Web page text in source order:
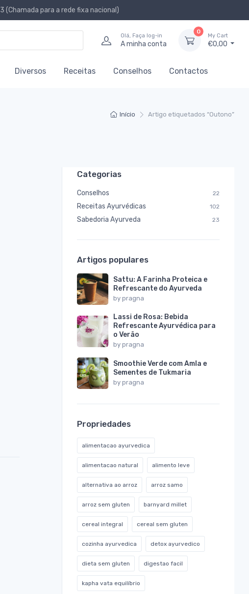
(Chamada para a rede fixa nacional)
Olá, Faça log-in
A minha conta
0
My Cart
€0,00
Diversos Receitas Conselhos Contactos
Início Artigo etiquetados “Outono”
Categorias
Conselhos 22
Receitas Ayurvédicas 102
Sabedoria Ayurveda 23
Artigos populares
Sattu: A Farinha Proteica e
Refrescante do Ayurveda
by pragna
Lassi de Rosa: Bebida
Refrescante Ayurvédica para
o Verão
by pragna
Smoothie Verde com Amla e
Sementes de Tukmaria
by pragna
Propriedades
alimentacao ayurvedica
alimentacao natural alimento leve
alternativa ao arroz arroz samo
arroz sem gluten barnyard millet
cereal integral cereal sem gluten
cozinha ayurvedica detox ayurvedico
dieta sem gluten digestao facil
kapha vata equilíbrio